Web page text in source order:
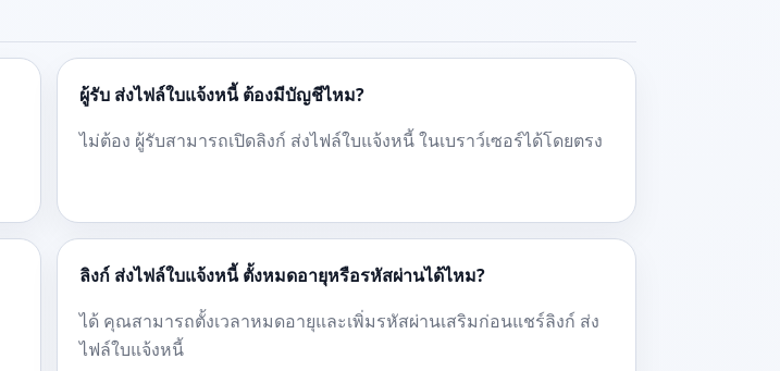
ผู้รับ ส่งไฟล์ใบแจ้งหนี้ ต้องมีบัญชีไหม?
ไม่ต้อง ผู้รับสามารถเปิดลิงก์ ส่งไฟล์ใบแจ้งหนี้ ในเบราว์เซอร์ได้โดยตรง
ลิงก์ ส่งไฟล์ใบแจ้งหนี้ ตั้งหมดอายุหรือรหัสผ่านได้ไหม?
ได้ คุณสามารถตั้งเวลาหมดอายุและเพิ่มรหัสผ่านเสริมก่อนแชร์ลิงก์ ส่ง
ไฟล์ใบแจ้งหนี้